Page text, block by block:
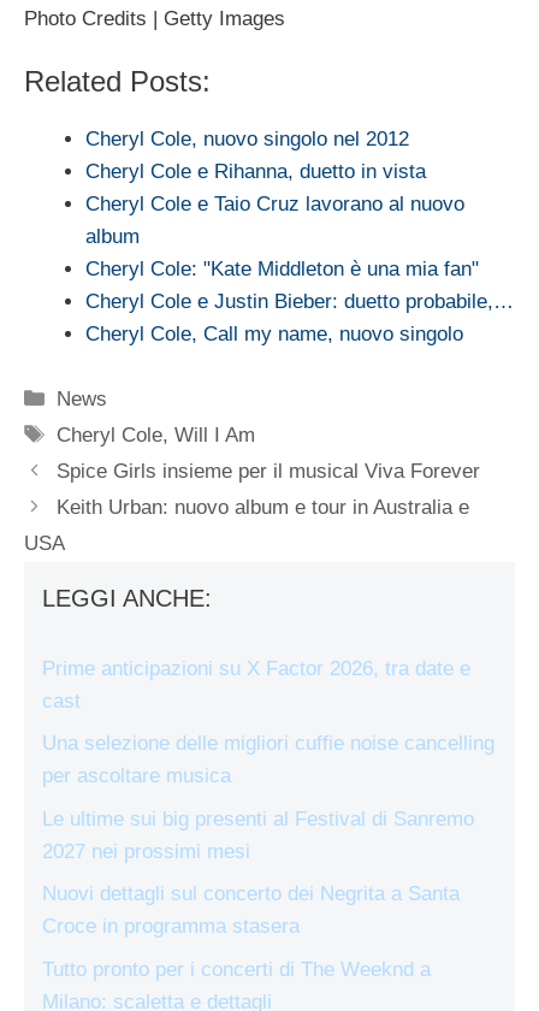
Photo Credits | Getty Images
Related Posts:
Cheryl Cole, nuovo singolo nel 2012
Cheryl Cole e Rihanna, duetto in vista
Cheryl Cole e Taio Cruz lavorano al nuovo
album
Cheryl Cole: "Kate Middleton è una mia fan"
Cheryl Cole e Justin Bieber: duetto probabile,…
Cheryl Cole, Call my name, nuovo singolo
Categorie
News
Tag
Cheryl Cole,Will I Am
Spice Girls insieme per il musical Viva Forever
Keith Urban: nuovo album e tour in Australia e
USA
LEGGI ANCHE:
Prime anticipazioni su X Factor 2026, tra date e
cast
Una selezione delle migliori cuffie noise cancelling
per ascoltare musica
Le ultime sui big presenti al Festival di Sanremo
2027 nei prossimi mesi
Nuovi dettagli sul concerto dei Negrita a Santa
Croce in programma stasera
Tutto pronto per i concerti di The Weeknd a
Milano: scaletta e dettagli